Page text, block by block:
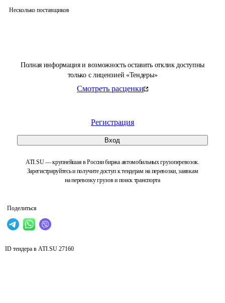
Полная информация и возможность оставить отклик доступны
только с лицензией «Тендеры»
Смотреть расценки
Регистрация
Вход
ATI.SU — крупнейшая в России биржа автомобильных грузоперевозок.
Зарегистрируйтесь и получите доступ к тендерам на перевозки, заявкам
на перевозку грузов и поиск транспорта
Поделиться
Несколько поставщиков
ID тендера в ATI.SU 27160